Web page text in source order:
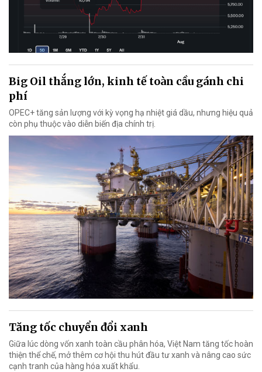
Big Oil thắng lớn, kinh tế toàn cầu gánh chi
phí
OPEC+ tăng sản lượng với kỳ vọng hạ nhiệt giá dầu, nhưng hiệu quả
còn phụ thuộc vào diễn biến địa chính trị.
Tăng tốc chuyển đổi xanh
Giữa lúc dòng vốn xanh toàn cầu phân hóa, Việt Nam tăng tốc hoàn
thiện thể chế, mở thêm cơ hội thu hút đầu tư xanh và nâng cao sức
cạnh tranh của hàng hóa xuất khẩu.